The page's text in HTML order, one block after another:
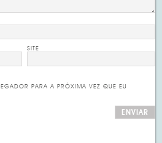
SITE
PARA A PRÓXIMA VEZ QUE EU